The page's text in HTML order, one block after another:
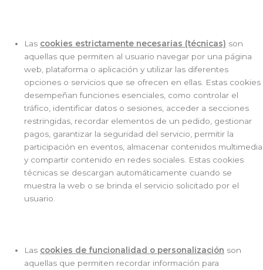
Las cookies estrictamente necesarias (técnicas) son
aquellas que permiten al usuario navegar por una página
web, plataforma o aplicación y utilizar las diferentes
opciones o servicios que se ofrecen en ellas. Estas cookies
desempeñan funciones esenciales, como controlar el
tráfico, identificar datos o sesiones, acceder a secciones
restringidas, recordar elementos de un pedido, gestionar
pagos, garantizar la seguridad del servicio, permitir la
participación en eventos, almacenar contenidos multimedia
y compartir contenido en redes sociales. Estas cookies
técnicas se descargan automáticamente cuando se
muestra la web o se brinda el servicio solicitado por el
usuario.
Las cookies de funcionalidad o personalización son
aquellas que permiten recordar información para